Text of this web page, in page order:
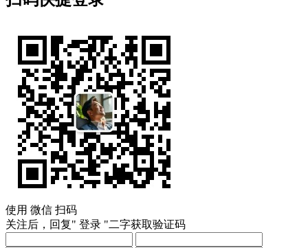
使用 微信 扫码
关注后，回复" 登录 "二字获取验证码